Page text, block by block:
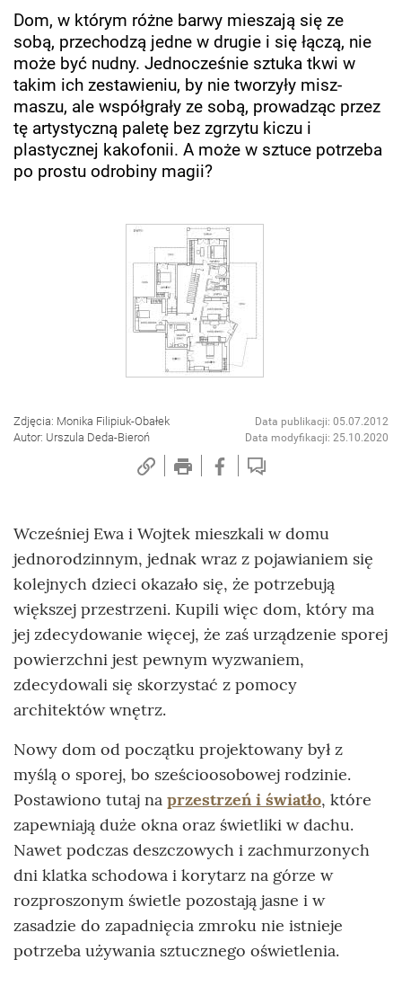
Dom, w którym różne barwy mieszają się ze
sobą, przechodzą jedne w drugie i się łączą, nie
może być nudny. Jednocześnie sztuka tkwi w
takim ich zestawieniu, by nie tworzyły misz-
maszu, ale współgrały ze sobą, prowadząc przez
tę artystyczną paletę bez zgrzytu kiczu i
plastycznej kakofonii. A może w sztuce potrzeba
po prostu odrobiny magii?
Zdjęcia: Monika Filipiuk-Obałek
Autor: Urszula Deda-Bieroń
Data publikacji: 05.07.2012
Data modyfikacji: 25.10.2020
Wcześniej Ewa i Wojtek mieszkali w domu
jednorodzinnym, jednak wraz z pojawianiem się
kolejnych dzieci okazało się, że potrzebują
większej przestrzeni. Kupili więc dom, który ma
jej zdecydowanie więcej, że zaś urządzenie sporej
powierzchni jest pewnym wyzwaniem,
zdecydowali się skorzystać z pomocy
architektów wnętrz.
Nowy dom od początku projektowany był z
myślą o sporej, bo sześcioosobowej rodzinie.
Postawiono tutaj na przestrzeń i światło, które
zapewniają duże okna oraz świetliki w dachu.
Nawet podczas deszczowych i zachmurzonych
dni klatka schodowa i korytarz na górze w
rozproszonym świetle pozostają jasne i w
zasadzie do zapadnięcia zmroku nie istnieje
potrzeba używania sztucznego oświetlenia.